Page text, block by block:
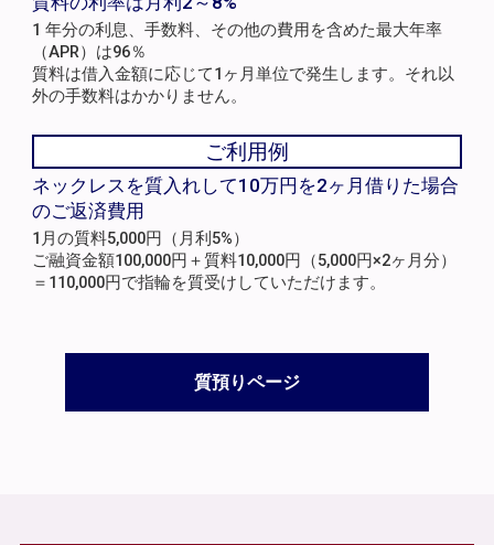
1 年分の利息、手数料、その他の費用を含めた最大年率
（APR）は96％
質料は借入金額に応じて1ヶ月単位で発生します。それ以
外の手数料はかかりません。
ご利用例
ネックレスを質入れして10万円を2ヶ月借りた場合
のご返済費用
1月の質料5,000円（月利5%）
ご融資金額100,000円＋質料10,000円（5,000円×2ヶ月分）
＝110,000円で指輪を質受けしていただけます。
質預りページ